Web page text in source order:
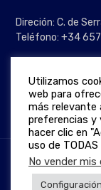
Direción: C. de
Teléfono: +34
Utilizamos
web para
más relevante
preferencias y
hacer clic en
uso de TODAS
No vender